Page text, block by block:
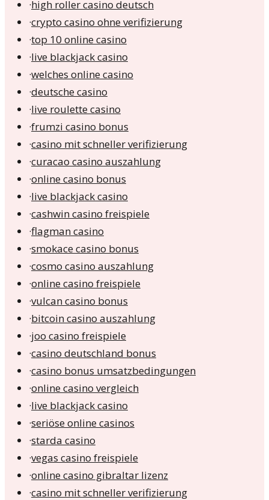
·high roller casino deutsch
·crypto casino ohne verifizierung
·top 10 online casino
·live blackjack casino
·welches online casino
·deutsche casino
·live roulette casino
·frumzi casino bonus
·casino mit schneller verifizierung
·curacao casino auszahlung
·online casino bonus
·live blackjack casino
·cashwin casino freispiele
·flagman casino
·smokace casino bonus
·cosmo casino auszahlung
·online casino freispiele
·vulcan casino bonus
·bitcoin casino auszahlung
·joo casino freispiele
·casino deutschland bonus
·casino bonus umsatzbedingungen
·online casino vergleich
·live blackjack casino
·seriöse online casinos
·starda casino
·vegas casino freispiele
·online casino gibraltar lizenz
·casino mit schneller verifizierung